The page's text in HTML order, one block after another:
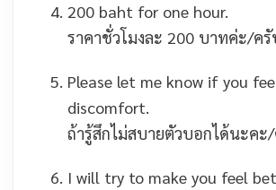
200 baht for one hour.
ราคาชั่วโมงละ 200 บาทค่ะ/ครั
Please let me know if you
discomfort.
ถ้ารู้สึกไม่สบายตัวบอกได้นะคะ
I will try to make you feel